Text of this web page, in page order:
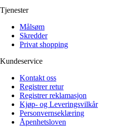
Tjenester
Målsøm
Skredder
Privat shopping
Kundeservice
Kontakt oss
Registrer retur
Registrer reklamasjon
Kjøp- og Leveringsvilkår
Personvernseklæring
Åpenhetsloven